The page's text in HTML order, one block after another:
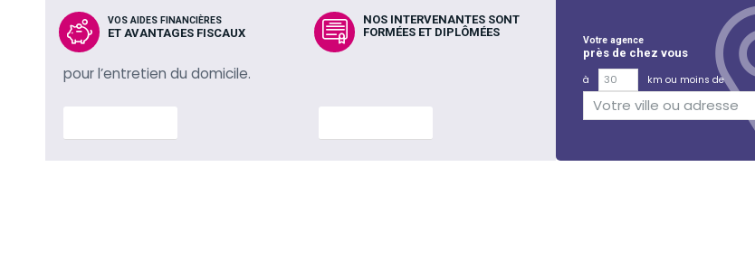
VOS AIDES FINANCIÈRES
ET AVANTAGES FISCAUX
pour l’entretien du domicile.
NOS INTERVENANTES SONT
FORMÉES ET DIPLÔMÉES
Votre agence
près de chez vous
à
km ou moins de